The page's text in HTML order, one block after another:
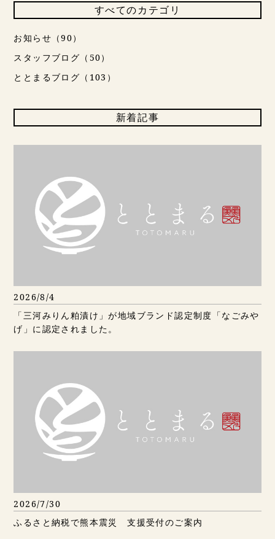
すべてのカテゴリ
お知らせ（90）
スタッフブログ（50）
ととまるブログ（103）
新着記事
2026/8/4
「三河みりん粕漬け」が地域ブランド認定制度「なごみや
げ」に認定されました。
2026/7/30
ふるさと納税で熊本震災 支援受付のご案内